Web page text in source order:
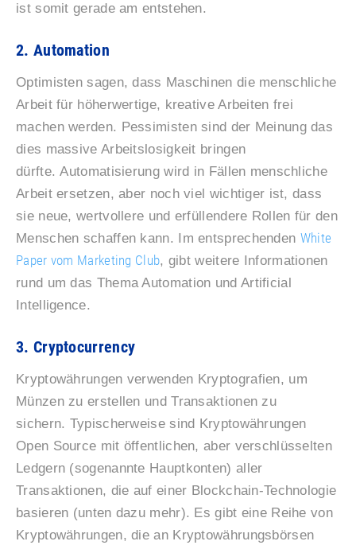
ist somit gerade am entstehen.
2. Automation
Optimisten sagen, dass Maschinen die menschliche
Arbeit für höherwertige, kreative Arbeiten frei
machen werden. Pessimisten sind der Meinung das
dies massive Arbeitslosigkeit bringen
dürfte. Automatisierung wird in Fällen menschliche
Arbeit ersetzen, aber noch viel wichtiger ist, dass
sie neue, wertvollere und erfüllendere Rollen für den
Menschen schaffen kann. Im entsprechenden White
Paper vom Marketing Club, gibt weitere Informationen
rund um das Thema Automation und Artificial
Intelligence.
3. Cryptocurrency
Kryptowährungen verwenden Kryptografien, um
Münzen zu erstellen und Transaktionen zu
sichern. Typischerweise sind Kryptowährungen
Open Source mit öffentlichen, aber verschlüsselten
Ledgern (sogenannte Hauptkonten) aller
Transaktionen, die auf einer Blockchain-Technologie
basieren (unten dazu mehr). Es gibt eine Reihe von
Kryptowährungen, die an Kryptowährungsbörsen